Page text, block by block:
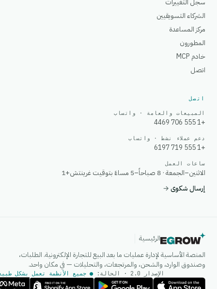
سجل التغييرات
الشركاء التسويقيين
مركز المساعدة
المطورون
خادم MCP
اتصل
اتصل
المبيعات والعامة · واتساب
+1 555 706 4469
دعم عملاء نشط · واتساب
+1 555 719 6197
ساعات العمل
الاثنين–الجمعة · 8 صباحاً–5 مساءً بتوقيت غرينتش+1
إرسال شكوى→
الرئيسية
المنصة الأساسية لإدارة عمليات ما بعد البيع للتجارة الإلكترونية. الطلبات،
وصندوق الوارد، والشحن، والمرتجعات، والتحليلات — في مكان واحد.
الإصدار 2.0 · الحالة: ● جميع الأنظمة تعمل بشكل